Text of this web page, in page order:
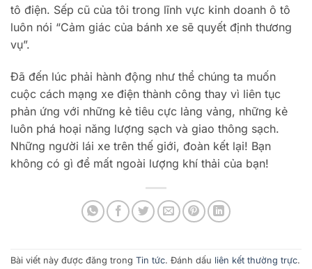
tô điện. Sếp cũ của tôi trong lĩnh vực kinh doanh ô tô
luôn nói “Cảm giác của bánh xe sẽ quyết định thương
vụ”.
Đã đến lúc phải hành động như thể chúng ta muốn
cuộc cách mạng xe điện thành công thay vì liên tục
phản ứng với những kẻ tiêu cực lảng vảng, những kẻ
luôn phá hoại năng lượng sạch và giao thông sạch.
Những người lái xe trên thế giới, đoàn kết lại! Bạn
không có gì để mất ngoài lượng khí thải của bạn!
Bài viết này được đăng trong Tin tức. Đánh dấu liên kết thường trực.